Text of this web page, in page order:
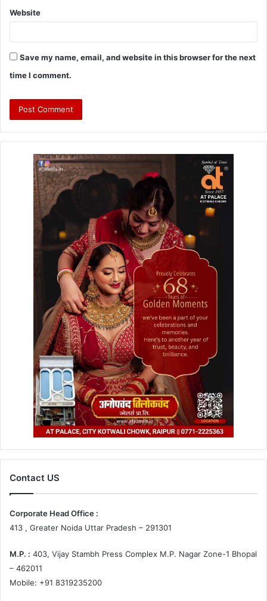
Website
Save my name, email, and website in this browser for the next
time I comment.
Contact US
Corporate Head Office :
413 , Greater Noida Uttar Pradesh – 291301
M.P. : 403, Vijay Stambh Press Complex M.P. Nagar Zone-1 Bhopal
– 462011
Mobile: +91 8319235200